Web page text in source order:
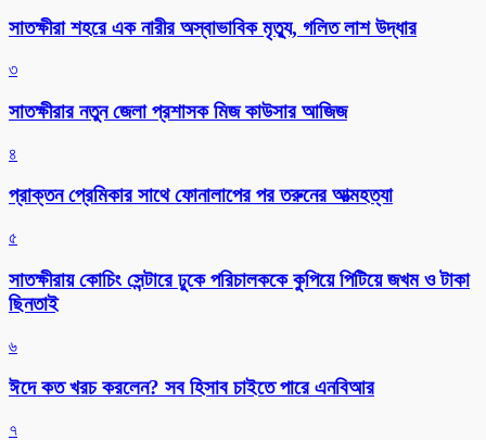
সাতক্ষীরা শহরে এক নারীর অস্বাভাবিক মৃত্যু, গলিত লাশ উদ্ধার
৩
সাতক্ষীরার নতুন জেলা প্রশাসক মিজ কাউসার আজিজ
৪
প্রাক্তন প্রেমিকার সাথে ফোনালাপের পর তরুনের আত্মহত্যা
৫
সাতক্ষীরায় কোচিং সেন্টারে ঢুকে পরিচালককে কুপিয়ে পিটিয়ে জখম ও টাকা
ছিনতাই
৬
ঈদে কত খরচ করলেন? সব হিসাব চাইতে পারে এনবিআর
৭